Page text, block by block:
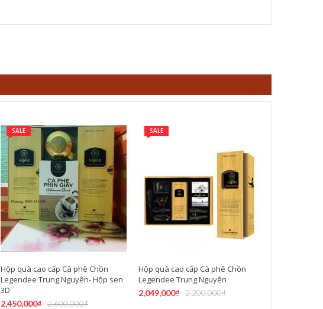
SALE
Hộp quà cao cấp Cà phê Chồn
Legendee Trung Nguyên- Hộp sen
3D
2,600,000₫
2,450,000₫
SALE
Hộp quà cao cấp Cà phê Chồn
Legendee Trung Nguyên
2,200,000₫
2,049,000₫